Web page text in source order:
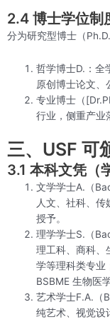
2.4 博士学位制
分为研究型博士（
哲学博士D.：全
原创博士论文、
专业博士（
行业，侧重产业
三、USF 可
3.1 本科文凭（
文学学士A.（
人文、社科、
授予。
理学学士S.（
理工科、商科、
学等理科类专业
BSBME 生物医
艺术学士F.A.（
纯艺术、视觉设